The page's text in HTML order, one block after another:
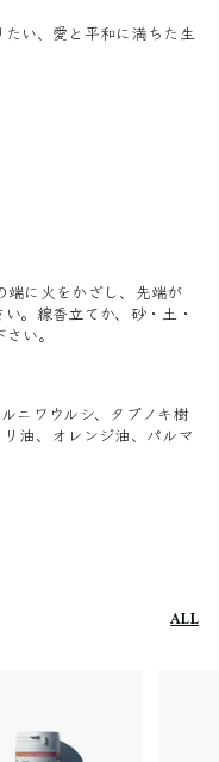
い、愛と平和に満ちた生
に火をかざし、先端が
。線香立てか、砂・土・
い。
ニワウルシ、タブノキ樹
油、オレンジ油、パルマ
ALL